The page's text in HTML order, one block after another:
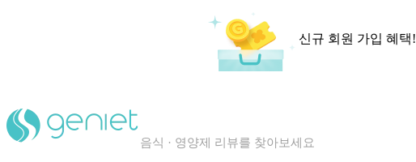
신규 회원 가입 혜택!
칼로리와 영양성분을 검색해보세요